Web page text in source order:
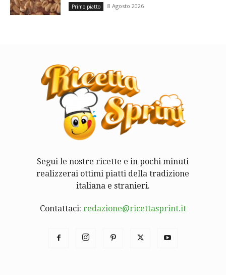
Primo piatto 8 Agosto 2026
Segui le nostre ricette e in pochi minuti
realizzerai ottimi piatti della tradizione
italiana e stranieri.
Contattaci: redazione@ricettasprint.it